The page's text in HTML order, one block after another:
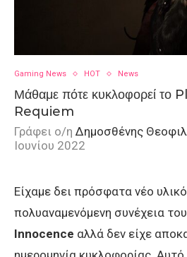
Gaming News HOT News
Μάθαμε πότε κυκλοφορεί το
Requiem
Γράφει ο/η Δημοσθένης
Ιουνίου 2022
Eίχαμε δει πρόσφατα νέο
πολυαναμενόμενη συνέχεια του
Innocence αλλά δεν είχε